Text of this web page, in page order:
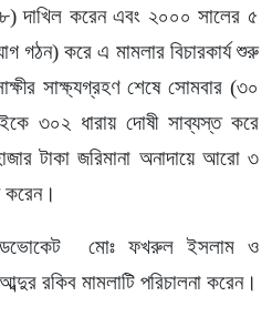
দাখিল করেন এবং ২০০০ সালের ৫
গঠন) করে এ মামলার বিচারকার্য শুরু
সাক্ষ্যগ্রহণ শেষে সোমবার (৩০
৩০২ ধারায় দোষী সাব্যস্ত করে
টাকা জরিমানা অনাদায়ে আরো ৩
করেন।
মোঃ ফখরুল ইসলাম ও
রকিব মামলাটি পরিচালনা করেন।